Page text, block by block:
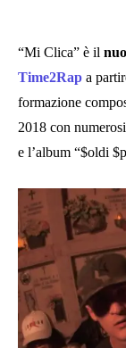
“Mi Clica” è il
Time2Rap a
formazione
2018 con
e l’album “$oldi